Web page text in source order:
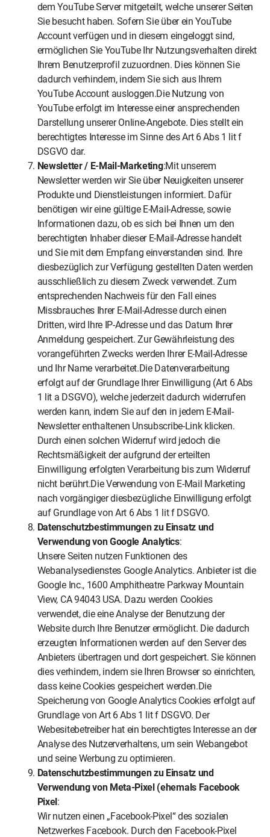
dem YouTube Server mitgeteilt, welche unserer Seiten
Sie besucht haben. Sofern Sie über ein YouTube
Account verfügen und in diesem eingeloggt sind,
ermöglichen Sie YouTube Ihr Nutzungsverhalten direkt
Ihrem Benutzerprofil zuzuordnen. Dies können Sie
dadurch verhindern, indem Sie sich aus Ihrem
YouTube Account ausloggen.Die Nutzung von
YouTube erfolgt im Interesse einer ansprechenden
Darstellung unserer Online-Angebote. Dies stellt ein
berechtigtes Interesse im Sinne des Art 6 Abs 1 lit f
DSGVO dar.
Newsletter / E-Mail-Marketing:Mit unserem
Newsletter werden wir Sie über Neuigkeiten unserer
Produkte und Dienstleistungen informiert. Dafür
benötigen wir eine gültige E-Mail-Adresse, sowie
Informationen dazu, ob es sich bei Ihnen um den
berechtigten Inhaber dieser E-Mail-Adresse handelt
und Sie mit dem Empfang einverstanden sind. Ihre
diesbezüglich zur Verfügung gestellten Daten werden
ausschließlich zu diesem Zweck verwendet. Zum
entsprechenden Nachweis für den Fall eines
Missbrauches Ihrer E-Mail-Adresse durch einen
Dritten, wird Ihre IP-Adresse und das Datum Ihrer
Anmeldung gespeichert. Zur Gewährleistung des
vorangeführten Zwecks werden Ihrer E-Mail-Adresse
und Ihr Name verarbeitet.Die Datenverarbeitung
erfolgt auf der Grundlage Ihrer Einwilligung (Art 6 Abs
1 lit a DSGVO), welche jederzeit dadurch widerrufen
werden kann, indem Sie auf den in jedem E-Mail-
Newsletter enthaltenen Unsubscribe-Link klicken.
Durch einen solchen Widerruf wird jedoch die
Rechtsmäßigkeit der aufgrund der erteilten
Einwilligung erfolgten Verarbeitung bis zum Widerruf
nicht berührt.Die Verwendung von E-Mail Marketing
nach vorgängiger diesbezügliche Einwilligung erfolgt
auf Grundlage von Art 6 Abs 1 lit f DSGVO.
Datenschutzbestimmungen zu Einsatz und
Verwendung von Google Analytics:
Unsere Seiten nutzen Funktionen des
Webanalysedienstes Google Analytics. Anbieter ist die
Google Inc., 1600 Amphitheatre Parkway Mountain
View, CA 94043 USA. Dazu werden Cookies
verwendet, die eine Analyse der Benutzung der
Website durch Ihre Benutzer ermöglicht. Die dadurch
erzeugten Informationen werden auf den Server des
Anbieters übertragen und dort gespeichert. Sie können
dies verhindern, indem sie Ihren Browser so einrichten,
dass keine Cookies gespeichert werden.Die
Speicherung von Google Analytics Cookies erfolgt auf
Grundlage von Art 6 Abs 1 lit f DSGVO. Der
Webesitebetreiber hat ein berechtigtes Interesse an der
Analyse des Nutzerverhaltens, um sein Webangebot
und seine Werbung zu optimieren.
Datenschutzbestimmungen zu Einsatz und
Verwendung von Meta-Pixel (ehemals Facebook
Pixel:
Wir nutzen einen „Facebook-Pixel“ des sozialen
Netzwerkes Facebook. Durch den Facebook-Pixel